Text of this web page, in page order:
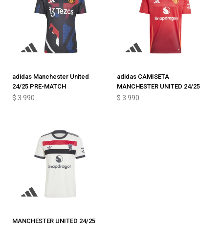
adidas Manchester United
24/25 PRE-MATCH
$ 3.990
adidas CAMISETA
MANCHESTER UNITED 24/25
$ 3.990
MANCHESTER UNITED 24/25